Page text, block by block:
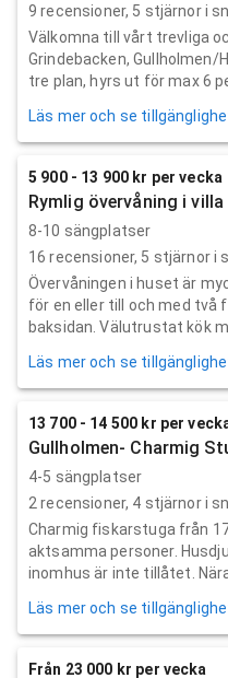
9 recensioner, 5 stjärnor i
Välkomna till vårt trevliga
Grindebacken,
tre plan, hyrs ut för max 6
Läs mer och se
5 900 - 13 900 kr per vecka
Rymlig övervåning i
8-10 sängplatser
16 recensioner, 5 stjärnor i
Övervåningen i huset är
för en eller till och med två
baksidan. Välutrustat kök
Läs mer och se
13 700 - 14 500 kr per
Gullholmen- Charmig
4-5 sängplatser
2 recensioner, 4 stjärnor i
Charmig fiskarstuga från
aktsamma personer.
inomhus är inte tillåtet. Nära
Läs mer och se
Från 23 000 kr per vecka